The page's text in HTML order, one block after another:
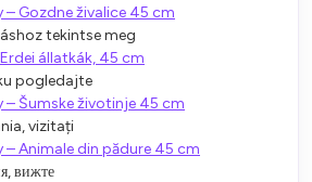
Gozdne živalice 45 cm
tekintse meg
állatkák, 45 cm
pogledajte
– Šumske životinje 45 cm
vizitați
Animale din pădure 45 cm
вижте